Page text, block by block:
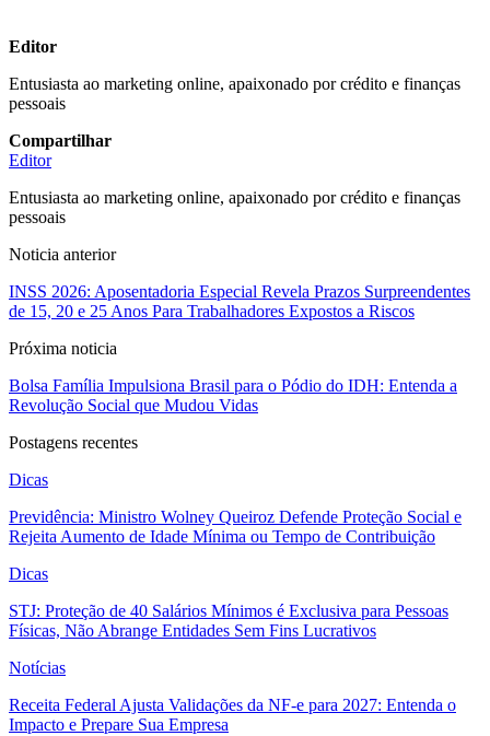
Editor
Entusiasta ao marketing online, apaixonado por crédito e finanças
pessoais
Compartilhar
Editor
Entusiasta ao marketing online, apaixonado por crédito e finanças
pessoais
Noticia anterior
INSS 2026: Aposentadoria Especial Revela Prazos Surpreendentes
de 15, 20 e 25 Anos Para Trabalhadores Expostos a Riscos
Próxima noticia
Bolsa Família Impulsiona Brasil para o Pódio do IDH: Entenda a
Revolução Social que Mudou Vidas
Postagens recentes
Dicas
Previdência: Ministro Wolney Queiroz Defende Proteção Social e
Rejeita Aumento de Idade Mínima ou Tempo de Contribuição
Dicas
STJ: Proteção de 40 Salários Mínimos é Exclusiva para Pessoas
Físicas, Não Abrange Entidades Sem Fins Lucrativos
Notícias
Receita Federal Ajusta Validações da NF-e para 2027: Entenda o
Impacto e Prepare Sua Empresa